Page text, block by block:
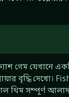
গেম যেখানে
বৃদ্ধি দেখো।
থিম সম্পূর্ণ